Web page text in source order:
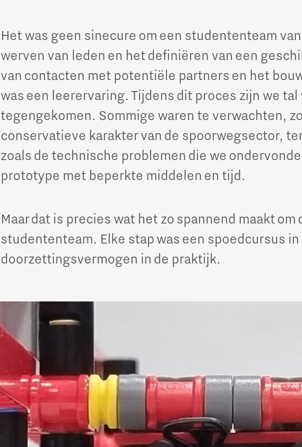
Het was geen sinecure om een studententeam
werven van leden en het definiëren van een
van contacten met potentiële partners en het
was een leerervaring. Tijdens dit proces zijn we
tegengekomen. Sommige waren te verwachten,
conservatieve karakter van de spoorwegsector,
zoals de technische problemen die we
prototype met beperkte middelen en tijd.
Maar dat is precies wat het zo spannend maakt
studententeam. Elke stap was een spoedcursus
doorzettingsvermogen in de praktijk.